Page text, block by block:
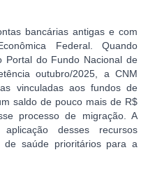
bancárias antigas e com
Federal. Quando
Portal do Fundo Nacional de
outubro/2025, a CNM
vinculadas aos fundos de
saldo de pouco mais de R$
processo de migração. A
desses recursos
de saúde prioritários para a